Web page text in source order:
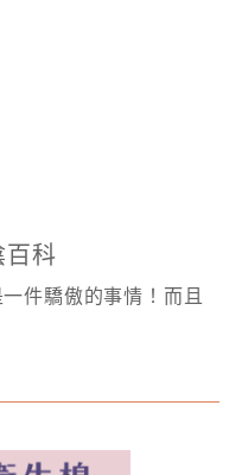
科
件驕傲的事情！而且